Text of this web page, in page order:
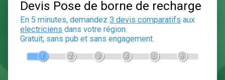
Devis Pose de borne de
En 5 minutes, demandez3 devis comparatifs